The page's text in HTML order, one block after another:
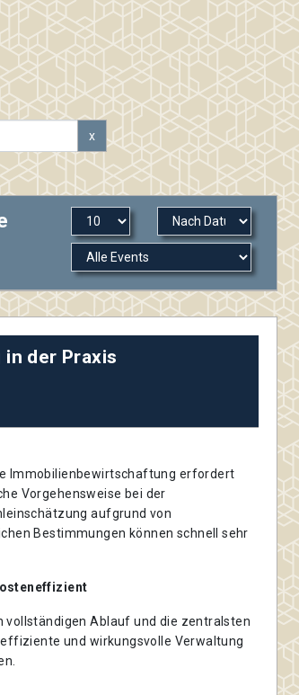
x
der Praxis
Immobilienbewirtschaftung erfordert
Vorgehensweise bei der
aufgrund von
Bestimmungen können schnell sehr
vollständigen Ablauf und die zentralsten
und wirkungsvolle Verwaltung